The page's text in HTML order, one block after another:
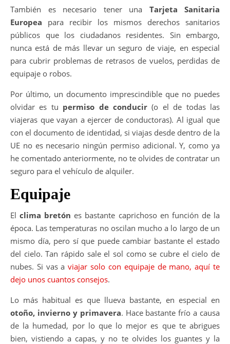
También es necesario tener una Tarjeta Sanitaria
Europea para recibir los mismos derechos sanitarios
públicos que los ciudadanos residentes. Sin embargo,
nunca está de más llevar un seguro de viaje, en especial
para cubrir problemas de retrasos de vuelos, perdidas de
equipaje o robos.
Por último, un documento imprescindible que no puedes
olvidar es tu permiso de conducir (o el de todas las
viajeras que vayan a ejercer de conductoras). Al igual que
con el documento de identidad, si viajas desde dentro de la
UE no es necesario ningún permiso adicional. Y, como ya
he comentado anteriormente, no te olvides de contratar un
seguro para el vehículo de alquiler.
Equipaje
Elclima bretón es bastante caprichoso en función de la
época. Las temperaturas no oscilan mucho a lo largo de un
mismo día, pero sí que puede cambiar bastante el estado
del cielo. Tan rápido sale el sol como se cubre el cielo de
nubes. Si vas aviajar solo con equipaje de mano, aquí te
dejo unos cuantos consejos.
Lo más habitual es que llueva bastante, en especial en
otoño, invierno y primavera. Hace bastante frío a causa
de la humedad, por lo que lo mejor es que te abrigues
bien, vistiendo a capas, y no te olvides los guantes y la